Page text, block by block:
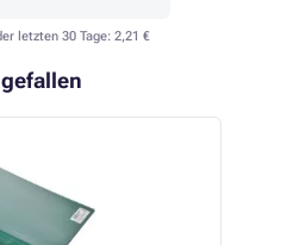
letzten 30 Tage: 2,21 €